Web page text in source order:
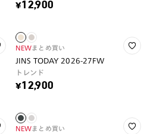
¥12,900
NEWまとめ買い
JINS TODAY 2026-27FW
トレンド
¥12,900
NEWまとめ買い